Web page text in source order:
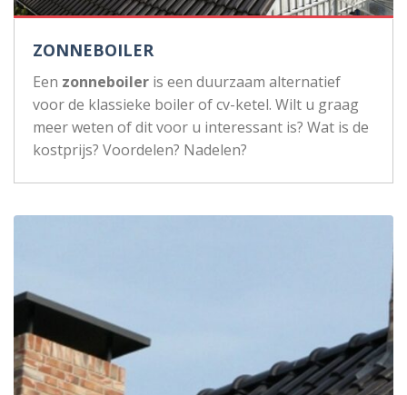
ZONNEBOILER
Een zonneboiler is een duurzaam alternatief
voor de klassieke boiler of cv-ketel. Wilt u graag
meer weten of dit voor u interessant is? Wat is de
kostprijs? Voordelen? Nadelen?